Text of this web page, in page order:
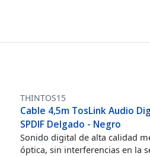
THINTOS15
Cable 4,5m TosLink Audio
SPDIF Delgado - Negro
Sonido digital de alta calidad
óptica, sin interferencias en la